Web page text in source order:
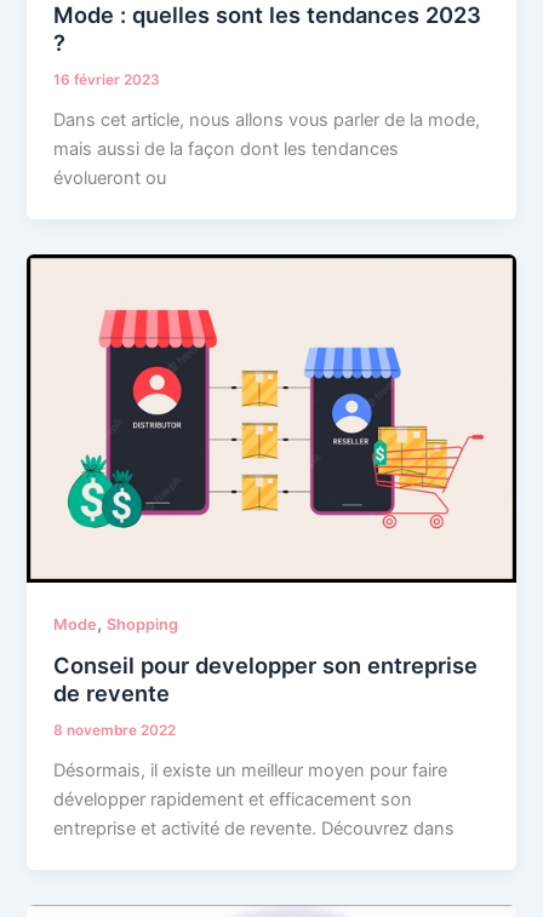
Mode : quelles sont les tendances 2023
?
16 février 2023
Dans cet article, nous allons vous parler de la mode,
mais aussi de la façon dont les tendances
évolueront ou
Mode,Shopping
Conseil pour developper son entreprise
de revente
8 novembre 2022
Désormais, il existe un meilleur moyen pour faire
développer rapidement et efficacement son
entreprise et activité de revente. Découvrez dans